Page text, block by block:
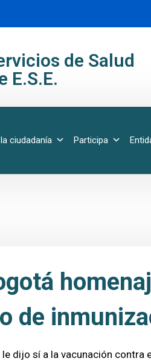
de Salud
E.S.E.
ciudadanía Participa
de
dijo sí a la vacunación contra